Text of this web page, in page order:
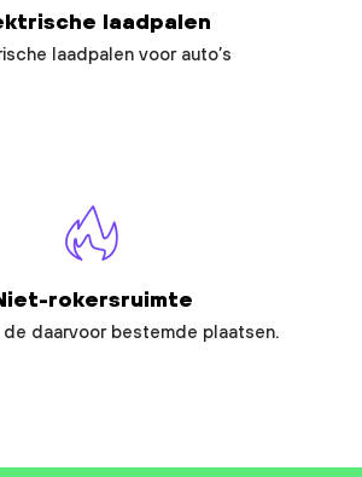
laadpalen
laadpalen voor auto’s
rokersruimte
de daarvoor bestemde plaatsen.